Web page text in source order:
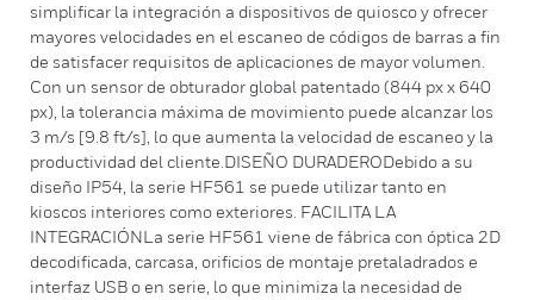
simplificar la integración a dispositivos de quiosco y ofrecer
mayores velocidades en el escaneo de códigos de barras a fin
de satisfacer requisitos de aplicaciones de mayor volumen.
Con un sensor de obturador global patentado (844 px x 640
px), la tolerancia máxima de movimiento puede alcanzar los
3 m/s [9.8 ft/s], lo que aumenta la velocidad de escaneo y la
productividad del cliente.DISEÑO DURADERODebido a su
diseño IP54, la serie HF561 se puede utilizar tanto en
kioscos interiores como exteriores. FACILITA LA
INTEGRACIÓNLa serie HF561 viene de fábrica con óptica 2D
decodificada, carcasa, orificios de montaje pretaladrados e
interfaz USB o en serie, lo que minimiza la necesidad de